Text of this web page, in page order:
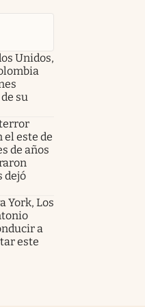
Unidos,
su
el este de
de años
dejó
York, Los
a
este